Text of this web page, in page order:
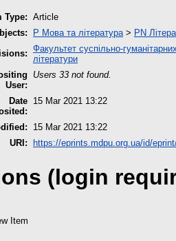
Type:
Article
P Мова та література> PN
Факультет суспільно-
літератури
User:
Users 33 not found.
Date 15 Mar 2021 13:22
15 Mar 2021 13:22
URI:
https://eprints.mdpu.org.ua/id/
(login
Item